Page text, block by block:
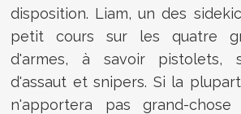
disposition. Liam, un des
petit cours sur les quatre
d'armes, à savoir pistolets,
d'assaut et snipers. Si la
n'apportera pas grand-